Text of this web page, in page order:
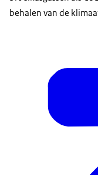
behalen van de